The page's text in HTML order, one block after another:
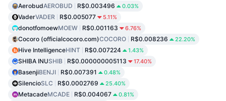
AerobudAEROBUD R$0.003496 0.03%
VaderVADER R$0.005077 5.11%
donotfomoewMOEW R$0.001163 6.76%
Cocoro (officialcocoro.com)COCORO R$0.008236 22.20%
Hive IntelligenceHINT R$0.007224 1.43%
SHIBA INUSHIB R$0.000000005113 17.40%
BasenjiBENJI R$0.007391 0.48%
SilencioSLC R$0.0002769 25.40%
MetacadeMCADE R$0.004067 0.81%